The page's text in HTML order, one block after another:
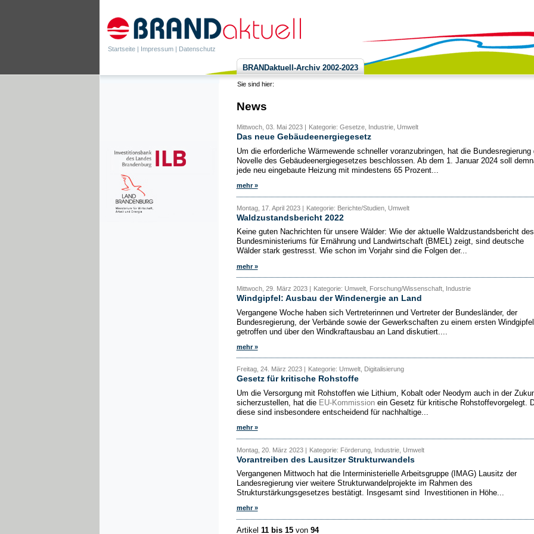
Startseite | Impressum | Datenschutz
BRANDaktuell-Archiv 2002-2023
Sie sind hier:
News
Mittwoch, 03. Mai 2023 | Kategorie: Gesetze, Industrie, Umwelt
Das neue Gebäudeenergiegesetz
Um die erforderliche Wärmewende schneller voranzubringen, hat die Bundesregierung
Novelle des Gebäudeenergiegesetzes beschlossen. Ab dem 1. Januar 2024 soll
jede neu eingebaute Heizung mit mindestens 65 Prozent...
mehr »
Montag, 17. April 2023 | Kategorie: Berichte/Studien, Umwelt
Waldzustandsbericht 2022
Keine guten Nachrichten für unsere Wälder: Wie der aktuelle Waldzustandsbericht des
Bundesministeriums für Ernährung und Landwirtschaft (BMEL) zeigt, sind deutsche
Wälder stark gestresst. Wie schon im Vorjahr sind die Folgen der...
mehr »
Mittwoch, 29. März 2023 | Kategorie: Umwelt, Forschung/Wissenschaft, Industrie
Windgipfel: Ausbau der Windenergie an Land
Vergangene Woche haben sich Vertreterinnen und Vertreter der Bundesländer, der
Bundesregierung, der Verbände sowie der Gewerkschaften zu einem ersten Windgipfel
getroffen und über den Windkraftausbau an Land diskutiert....
mehr »
Freitag, 24. März 2023 | Kategorie: Umwelt, Digitalisierung
Gesetz für kritische Rohstoffe
Um die Versorgung mit Rohstoffen wie Lithium, Kobalt oder Neodym auch in der
sicherzustellen, hat die EU-Kommissionein Gesetz für kritische Rohstoffevorgelegt.
diese sind insbesondere entscheidend für nachhaltige...
mehr »
Montag, 20. März 2023 | Kategorie: Förderung, Industrie, Umwelt
Vorantreiben des Lausitzer Strukturwandels
Vergangenen Mittwoch hat die Interministerielle Arbeitsgruppe (IMAG) Lausitz der
Landesregierung vier weitere Strukturwandelprojekte im Rahmen des
Strukturstärkungsgesetzes bestätigt. Insgesamt sind Investitionen in Höhe...
mehr »
Artikel 11 bis 15von 94